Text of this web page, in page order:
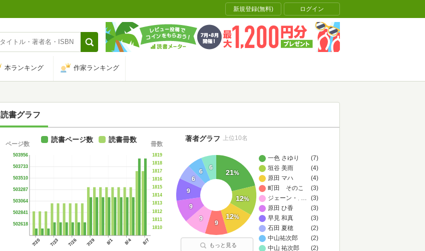
新規登録(無料) ログイン
本ランキング 作家ランキング
読書グラフ
7/20 7/23 7/26 7/29 8/1 8/4 8/7
502618
502841
503064
503287
503510
503733
503956
ページ数
1810
1811
1812
1813
1814
1815
1816
1817
1818
1819
冊数
読書ページ数 読書冊数
一色 さゆり
(7)
垣谷 美雨
(4)
原田 マハ
(4)
町田 そのこ
(3)
ジェーン・スー
(3)
…
原田 ひ香
(3)
早見 和真
(3)
石田 夏穂
(2)
中山祐次郎
(2)
中山 祐次郎
(2)
21%
12%
12%
9
9
9
9
6
6
6
著者グラフ 上位10名
もっと見る